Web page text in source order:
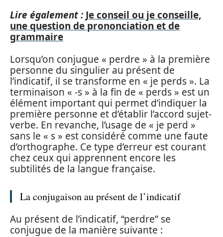
Lire également : Je conseil ou je conseille,
une question de prononciation et de
grammaire
Lorsqu’on conjugue « perdre » à la première
personne du singulier au présent de
l’indicatif, il se transforme en « je perds ». La
terminaison « -s » à la fin de « perds » est un
élément important qui permet d’indiquer la
première personne et d’établir l’accord sujet-
verbe. En revanche, l’usage de « je perd »
sans le « s » est considéré comme une faute
d’orthographe. Ce type d’erreur est courant
chez ceux qui apprennent encore les
subtilités de la langue française.
La conjugaison au présent de l’indicatif
Au présent de l’indicatif, “perdre” se
conjugue de la manière suivante :